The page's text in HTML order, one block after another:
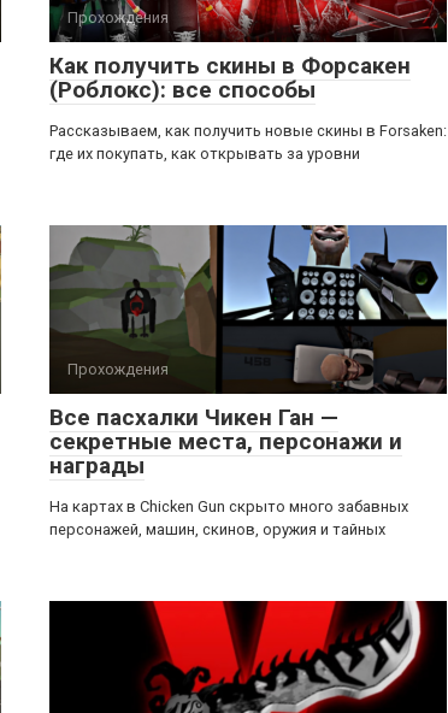
Прохождения
Как получить скины в Форсакен
(Роблокс): все способы
Рассказываем, как получить новые скины в Forsaken:
где их покупать, как открывать за уровни
Прохождения
Все пасхалки Чикен Ган —
секретные места, персонажи и
награды
На картах в Chicken Gun скрыто много забавных
персонажей, машин, скинов, оружия и тайных